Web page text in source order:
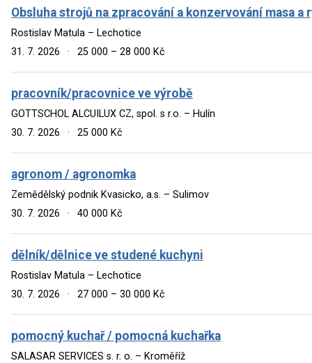
Obsluha strojů na zpracování a konzervování masa a
Rostislav Matula – Lechotice
31. 7. 2026
· 25 000 – 28 000 Kč
pracovník/pracovnice ve výrobě
GOTTSCHOL ALCUILUX CZ, spol. s r.o. – Hulín
30. 7. 2026
· 25 000 Kč
agronom / agronomka
Zemědělský podnik Kvasicko, a.s. – Sulimov
30. 7. 2026
· 40 000 Kč
dělník/dělnice ve studené kuchyni
Rostislav Matula – Lechotice
30. 7. 2026
· 27 000 – 30 000 Kč
pomocný kuchař / pomocná kuchařka
SALASAR SERVICES s. r. o. – Kroměříž